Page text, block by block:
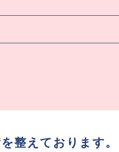
整えております。